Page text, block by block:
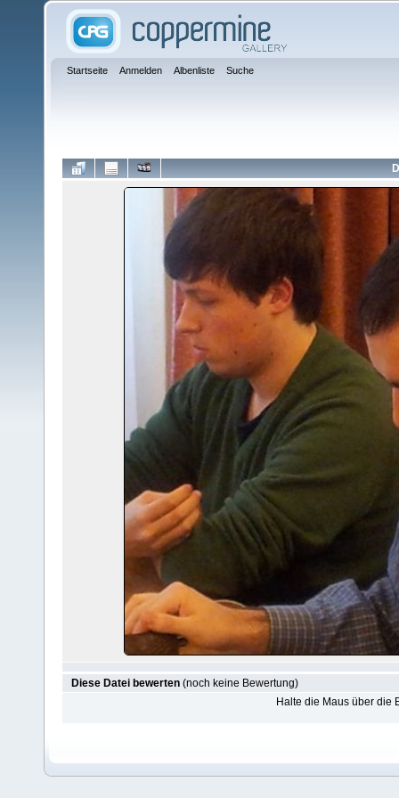
Startseite Anmelden Albenliste Suche
Diese Datei bewerten (noch keine Bewertung)
Halte die Maus über die